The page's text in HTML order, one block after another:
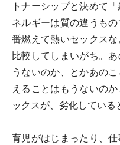
トナーシップと決めて
ネルギーは質の違うも
番燃えて熱いセックス
比較してしまいがち。
うないのか、とかあの
えることはもうないの
ックスが、劣化している
育児がはじまったり、